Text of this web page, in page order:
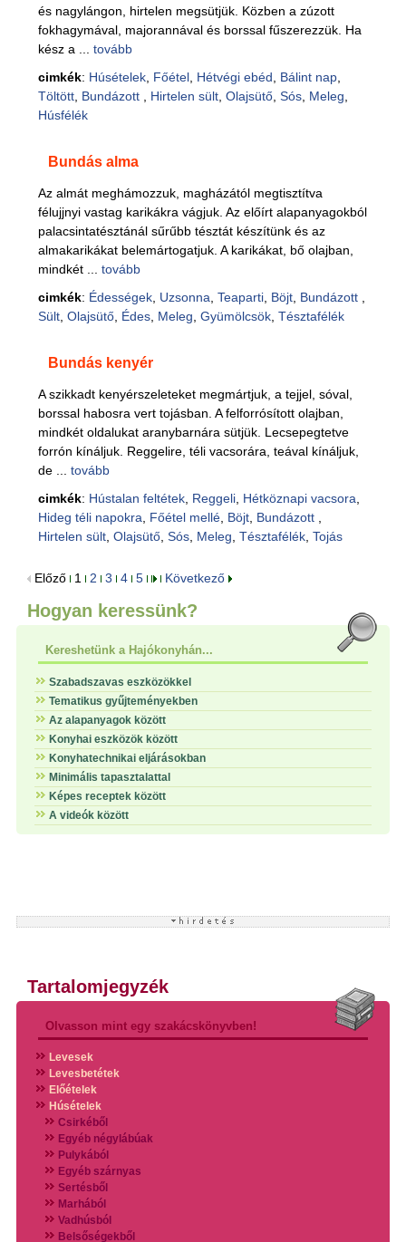
és nagylángon, hirtelen megsütjük. Közben a zúzott
fokhagymával, majorannával és borssal fűszerezzük. Ha
kész a ... tovább
cimkék: Húsételek, Főétel, Hétvégi ebéd Bálint nap,
Töltött, Bundázott Hirtelen sült, Olajsütő, Sós, Meleg
Húsfélék
Bundás alma
Az almát meghámozzuk, magházától megtisztítva
félujjnyi vastag karikákra vágjuk. Az előírt alapanyagokból
palacsintatésztánál sűrűbb tésztát készítünk és az
almakarikákat belemártogatjuk. A karikákat, bő olajban,
mindkét ... tovább
cimkék: Édességek, Uzsonna Teaparti, Böjt, Bundázott
Sült, Olajsütő, Édes, Meleg Gyümölcsök, Tésztafélék
Bundás kenyér
A szikkadt kenyérszeleteket megmártjuk, a tejjel, sóval,
borssal habosra vert tojásban. A felforrósított olajban,
mindkét oldalukat aranybarnára sütjük. Lecsepegtetve
forrón kínáljuk. Reggelire, téli vacsorára, teával kínáljuk,
de ... tovább
cimkék: Hústalan feltétek, Reggeli, Hétköznapi vacsora
Hideg téli napokra
Főétel mellé, Böjt, Bundázott
Hirtelen sült, Olajsütő, Sós, Meleg Tésztafélék, Tojás
Előző 1 2 3 4 5 Következő
Hogyan keressünk?
Kereshetünk a Hajókonyhán...
Szabadszavas eszközökkel
Tematikus gyűjteményekben
Az alapanyagok között
Konyhai eszközök között
Konyhatechnikai eljárásokban
Minimális tapasztalattal
Képes receptek között
A videók között
Tartalomjegyzék
Olvasson mint egy szakácskönyvben!
Levesek
Levesbetétek
Előételek
Húsételek
Csirkéből
Egyéb négylábúak
Pulykából
Egyéb szárnyas
Sertésből
Marhából
Vadhúsból
Belsőségekből